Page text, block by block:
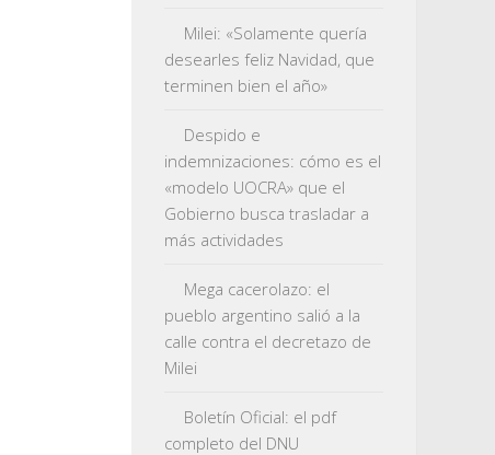
Milei: «Solamente quería
desearles feliz Navidad, que
terminen bien el año»
Despido e
indemnizaciones: cómo es el
«modelo UOCRA» que el
Gobierno busca trasladar a
más actividades
Mega cacerolazo: el
pueblo argentino salió a la
calle contra el decretazo de
Milei
Boletín Oficial: el pdf
completo del DNU